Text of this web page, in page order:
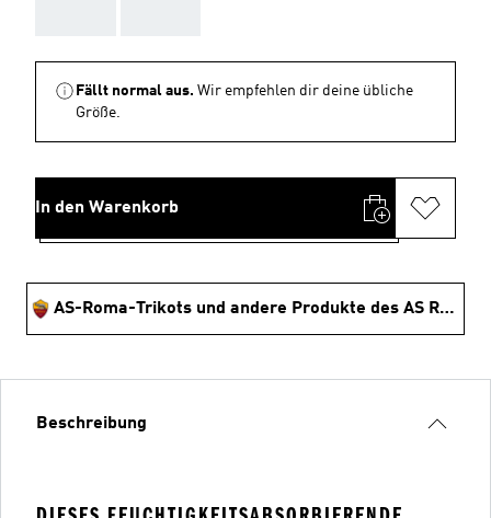
Fällt normal aus. Wir empfehlen dir deine übliche
Größe.
In den Warenkorb
AS-Roma-Trikots und andere Produkte des AS Rom Shoppen
Beschreibung